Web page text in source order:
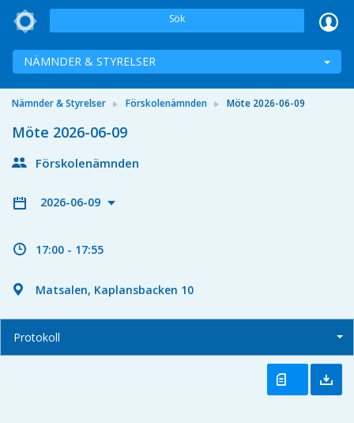
Sök
NÄMNDER & STYRELSER
Nämnder & Styrelser Förskolenämnden Möte 2026-06-09
Möte 2026-06-09
Förskolenämnden
2026-06-09
17:00 - 17:55
Matsalen, Kaplansbacken 10
Protokoll